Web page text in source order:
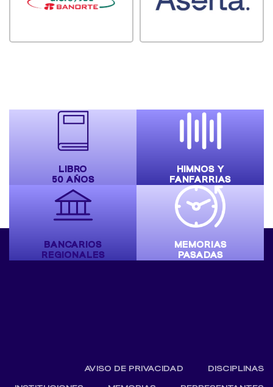
LIBRO
50 AÑOS
HIMNOS Y
FANFARRIAS
BANCARIOS
REGIONALES
MEMORIAS
PASADAS
AVISO DE PRIVACIDAD
DISCIPLINAS